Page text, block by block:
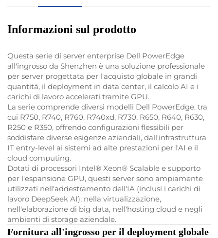
Informazioni sul prodotto
Questa serie di server enterprise Dell PowerEdge
all'ingrosso da Shenzhen è una soluzione professionale
per server progettata per l'acquisto globale in grandi
quantità, il deployment in data center, il calcolo AI e i
carichi di lavoro accelerati tramite GPU.
La serie comprende diversi modelli Dell PowerEdge, tra
cui R750, R740, R760, R740xd, R730, R650, R640, R630,
R250 e R350, offrendo configurazioni flessibili per
soddisfare diverse esigenze aziendali, dall'infrastruttura
IT entry-level ai sistemi ad alte prestazioni per l'AI e il
cloud computing.
Dotati di processori Intel® Xeon® Scalable e supporto
per l'espansione GPU, questi server sono ampiamente
utilizzati nell'addestramento dell'IA (inclusi i carichi di
lavoro DeepSeek AI), nella virtualizzazione,
nell'elaborazione di big data, nell'hosting cloud e negli
ambienti di storage aziendale.
Fornitura all'ingrosso per il deployment globale